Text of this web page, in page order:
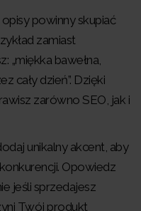
powinny skupiać
zamiast
„miękka bawełna,
cały dzień”. Dzięki
zarówno SEO, jak i
unikalny akcent, aby
Opowiedz
jeśli sprzedajesz
Twój produkt